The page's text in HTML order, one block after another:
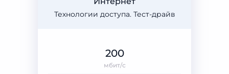
Технологии доступа. Тест-драйв
200
мбит/с